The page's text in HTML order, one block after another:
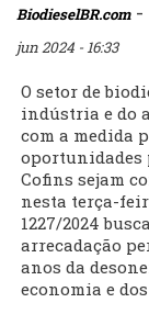
BiodieselBR.com-
jun 2024 - 16:33
O setor de
indústria e do
com a medida
oportunidades
Cofins sejam
nesta terça-
1227/2024
arrecadação
anos da
economia e